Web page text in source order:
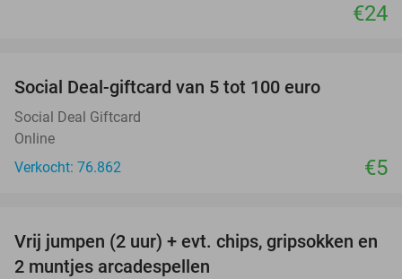
€24
Social Deal-giftcard van 5 tot 100 euro
Social Deal Giftcard
Online
Verkocht: 76.862
€5
38%
Vrij jumpen (2 uur) + evt. chips, gripsokken en
2 muntjes arcadespellen